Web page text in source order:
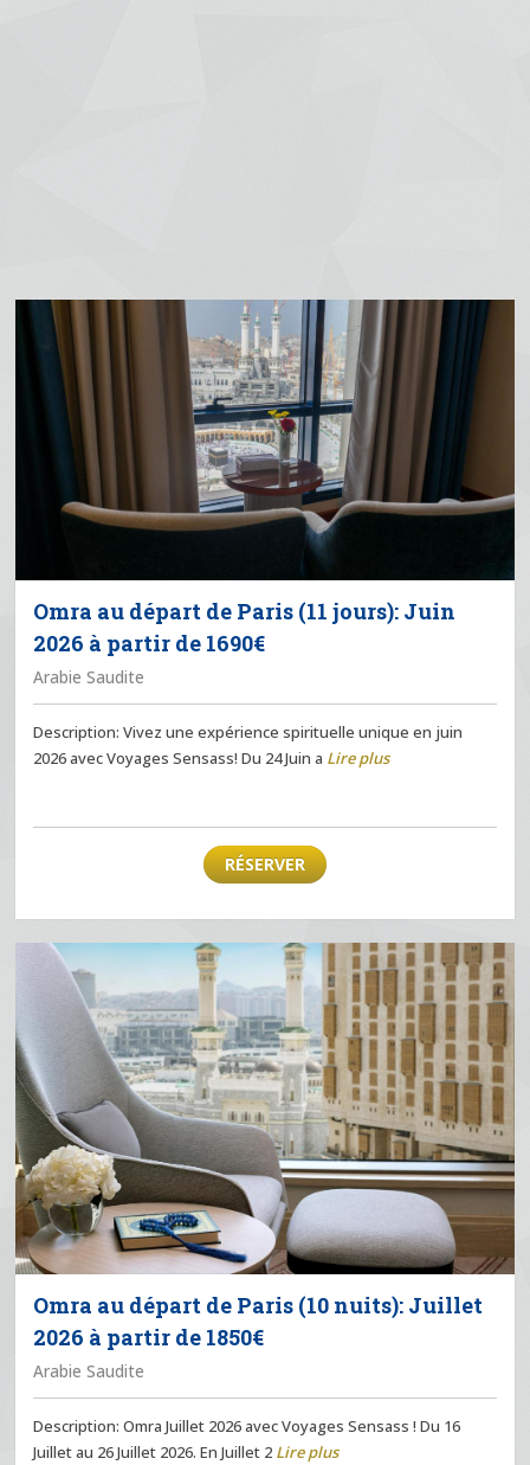
Omra au départ de Paris (11 jours): Juin
2026 à partir de 1690€
Arabie Saudite
Description: Vivez une expérience spirituelle unique en juin
2026 avec Voyages Sensass! Du 24 Juin a Lire plus
RÉSERVER
Omra au départ de Paris (10 nuits): Juillet
2026 à partir de 1850€
Arabie Saudite
Description: Omra Juillet 2026 avec Voyages Sensass ! Du 16
Juillet au 26 Juillet 2026. En Juillet 2 Lire plus